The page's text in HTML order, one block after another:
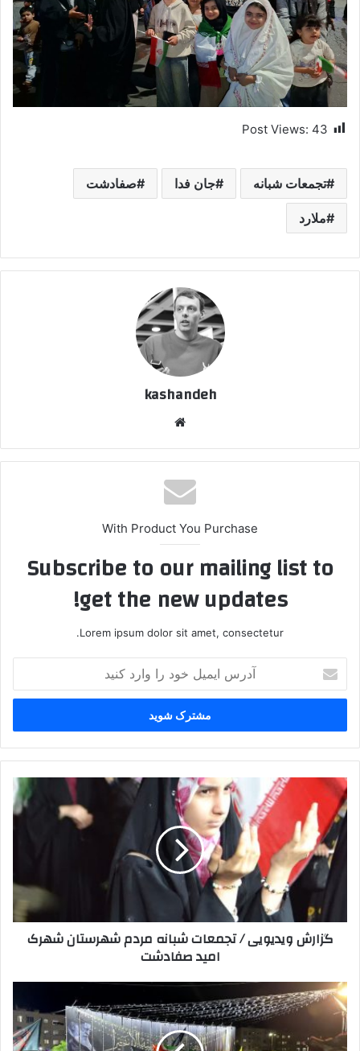
Post Views: 43
تجمعات شبانه جان فدا صفادشت
ملارد
kashandeh
With Product You Purchase
Subscribe to our mailing list to
get the new updates!
Lorem ipsum dolor sit amet, consectetur.
ایمیل
خود
وارد
کنید
گزارش
ویدیویی
/
تجمعات
شبانه
مردم
شهرستان
امید
صفادشت
گزارش ویدیویی / تجمعات شبانه مردم شهرستان شهرک
امید صفادشت
فیلم
/
جشن
و